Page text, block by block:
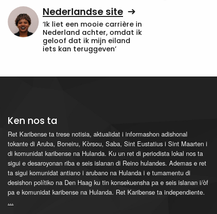
Nederlandse site
‘Ik liet een mooie carrière in
Nederland achter, omdat ik
geloof dat ik mijn eiland
iets kan teruggeven’
Ken nos ta
Ret Karibense ta trese notisia, aktualidat i informashon adishonal
tokante di Aruba, Boneiru, Kòrsou, Saba, Sint Eustatius i Sint Maarten i
di komunidat karibense na Hulanda. Ku un ret di periodista lokal nos ta
sigui e desaroyonan riba e seis islanan di Reino hulandes. Ademas e ret
ta sigui komunidat antiano i arubano na Hulanda i e tumamentu di
desishon polítiko na Den Haag ku tin konsekuensha pa e seis islanan i/òf
pa e komunidat karibense na Hulanda. Ret Karibense ta independiente.
...